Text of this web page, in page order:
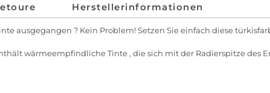
Herstellerinformationen
ausgegangen ? Kein Problem! Setzen Sie einfach diese
wärmeempfindliche Tinte , die sich mit der Radierspitze des